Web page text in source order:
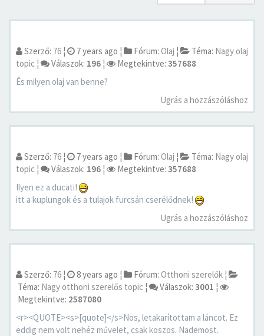
Szerző: 76 ¦ 7 years ago ¦ Fórum: Olaj ¦ Téma: Nagy olaj
topic ¦ Válaszok: 196 ¦ Megtekintve: 357688
És milyen olaj van benne?
Ugrás a hozzászóláshoz
Szerző: 76 ¦ 7 years ago ¦ Fórum: Olaj ¦ Téma: Nagy olaj
topic ¦ Válaszok: 196 ¦ Megtekintve: 357688
Ilyen ez a ducati!
itt a kuplungok és a tulajok furcsán cserélődnek!
Ugrás a hozzászóláshoz
Szerző: 76 ¦ 8 years ago ¦ Fórum: Otthoni szerelők ¦
Téma: Nagy otthoni szerelős topic ¦ Válaszok: 3001 ¦
Megtekintve: 2587080
<r><QUOTE><s>[quote]</s>Nos, letakarítottam a láncot. Ez
eddig nem volt nehéz művelet, csak koszos. Nademost.